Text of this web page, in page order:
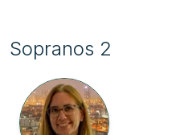
Sopranos 2